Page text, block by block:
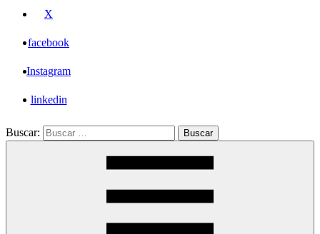
X
facebook
Instagram
linkedin
Buscar: Buscar